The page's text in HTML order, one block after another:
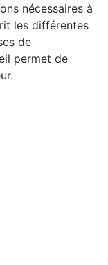
nécessaires à
les différentes
de
permet de